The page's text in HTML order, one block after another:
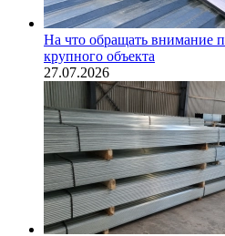
На что обращать внимание
крупного объекта
27.07.2026